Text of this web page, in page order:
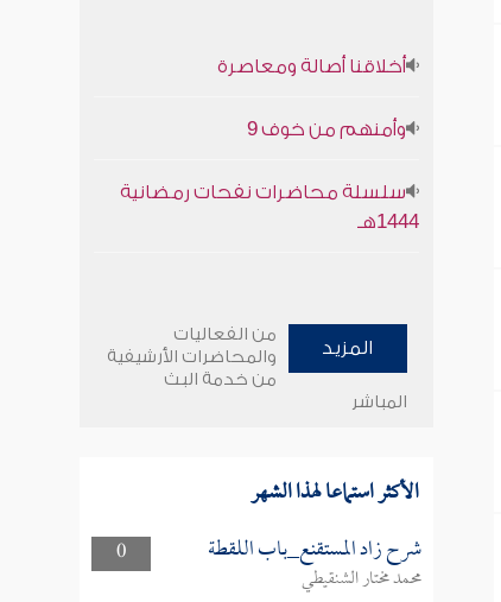
أخلاقنا أصالة ومعاصرة
وأمنهم من خوف 9
سلسلة محاضرات نفحات رمضانية
1444هـ
المزيد
من الفعاليات
والمحاضرات الأرشيفية
من خدمة البث
المباشر
الأكثر استماعا لهذا الشهر
0 شرح زاد المستقنع_باب اللقطة
محمد مختار الشنقيطي